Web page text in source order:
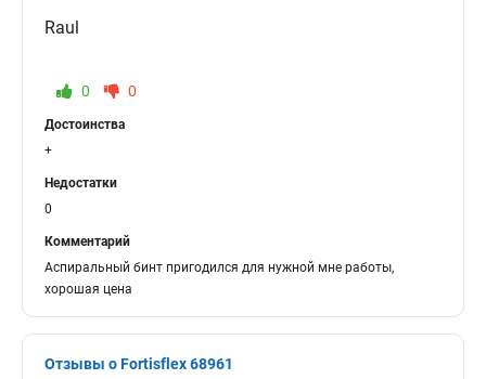
Raul
0 0
Достоинства
+
Недостатки
0
Комментарий
Аспиральный бинт пригодился для нужной мне работы,
хорошая цена
Отзывы о Fortisflex 68961